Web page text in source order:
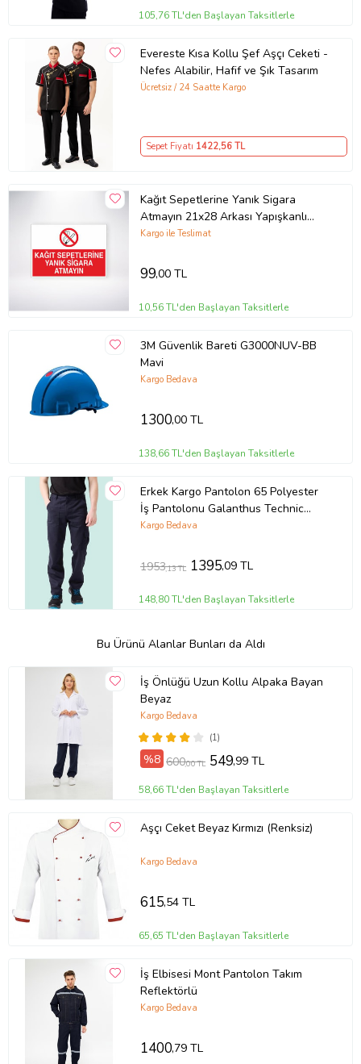
105,76 TL'den Başlayan Taksitlerle
Evereste Kısa Kollu Şef Aşçı Ceketi -
Nefes Alabilir, Hafif ve Şık Tasarım
Ücretsiz / 24 Saatte Kargo
Sepet Fiyatı 1422,56 TL
Kağıt Sepetlerine Yanık Sigara
Atmayın 21x28 Arkası Yapışkanlı
Levha
Kargo ile Teslimat
99,00 TL
10,56 TL'den Başlayan Taksitlerle
3M Güvenlik Bareti G3000NUV-BB
Mavi
Kargo Bedava
1300,00 TL
138,66 TL'den Başlayan Taksitlerle
Erkek Kargo Pantolon 65 Polyester
İş Pantolonu Galanthus Technic
Cepli Rahat Kalıp (Lacivert)
Kargo Bedava
1953,13 TL 1395,09 TL
148,80 TL'den Başlayan Taksitlerle
Bu Ürünü Alanlar Bunları da Aldı
İş Önlüğü Uzun Kollu Alpaka Bayan
Beyaz
(1)
Kargo Bedava
%8 600,00 TL 549,99 TL
58,66 TL'den Başlayan Taksitlerle
Aşçı Ceket Beyaz Kırmızı (Renksiz)
Kargo Bedava
615,54 TL
65,65 TL'den Başlayan Taksitlerle
İş Elbisesi Mont Pantolon Takım
Reflektörlü
Kargo Bedava
1400,79 TL